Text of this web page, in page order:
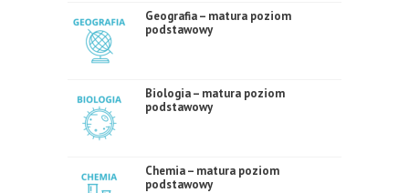
Geografia – matura poziom
podstawowy
Biologia – matura poziom
podstawowy
Chemia – matura poziom
podstawowy